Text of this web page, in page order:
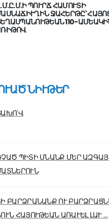
ՊՈՒՐՃ ՀԱՄՈՒՏԻ
ՋԱՀԵՐԹԸ՝
110-
ՆԻՒԹԵՐ
ՊԻՏԻ ՄՆԱՆՔ ՄԵՐ
ԲԱՐՁՐԱՆԱՆՔ ՈՒ
ՀԱՅՈՒԹԵԱՆ ԱՌԱՒԵԼ ԼԱՒ …